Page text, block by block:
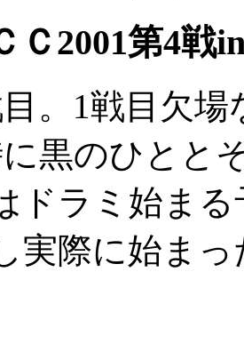
Ｃ2001第4戦
。1戦目欠
黒のひとと
ドラミ始ま
実際に始まっ